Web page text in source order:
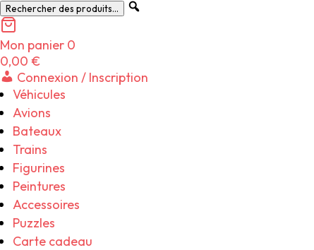
Rechercher des produits...
Mon panier 0
0,00 €
Connexion / Inscription
Véhicules
Avions
Bateaux
Trains
Figurines
Peintures
Accessoires
Puzzles
Carte cadeau